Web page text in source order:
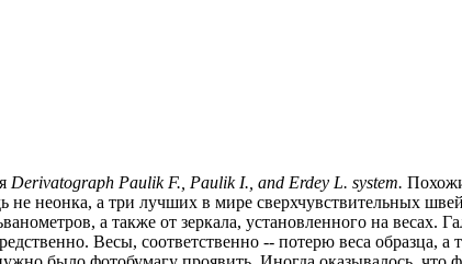
Derivatograph Paulik F., Paulik I., and Erdey L. system.
неонка, а три лучших в мире сверхчувствительных
а также от зеркала, установленного на весах.
Весы, соответственно -- потерю веса образца, а